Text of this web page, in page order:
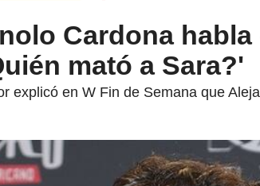
Cardona
mató a Sara?'
explicó en W Fin de Semana que